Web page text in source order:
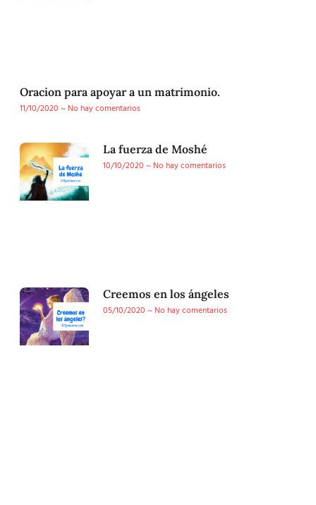
Oracion para apoyar a un matrimonio.
11/10/2020
No hay comentarios
La fuerza de Moshé
10/10/2020
No hay comentarios
Creemos en los ángeles
05/10/2020
No hay comentarios